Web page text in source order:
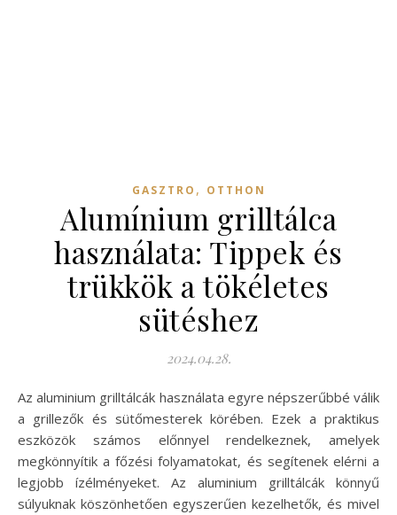
GASZTRO , OTTHON
Alumínium grilltálca
használata: Tippek és
trükkök a tökéletes
sütéshez
2024.04.28.
Az aluminium grilltálcák használata egyre népszerűbbé válik
a grillezők és sütőmesterek körében. Ezek a praktikus
eszközök számos előnnyel rendelkeznek, amelyek
megkönnyítik a főzési folyamatokat, és segítenek elérni a
legjobb ízélményeket. Az aluminium grilltálcák könnyű
súlyuknak köszönhetően egyszerűen kezelhetők, és mivel